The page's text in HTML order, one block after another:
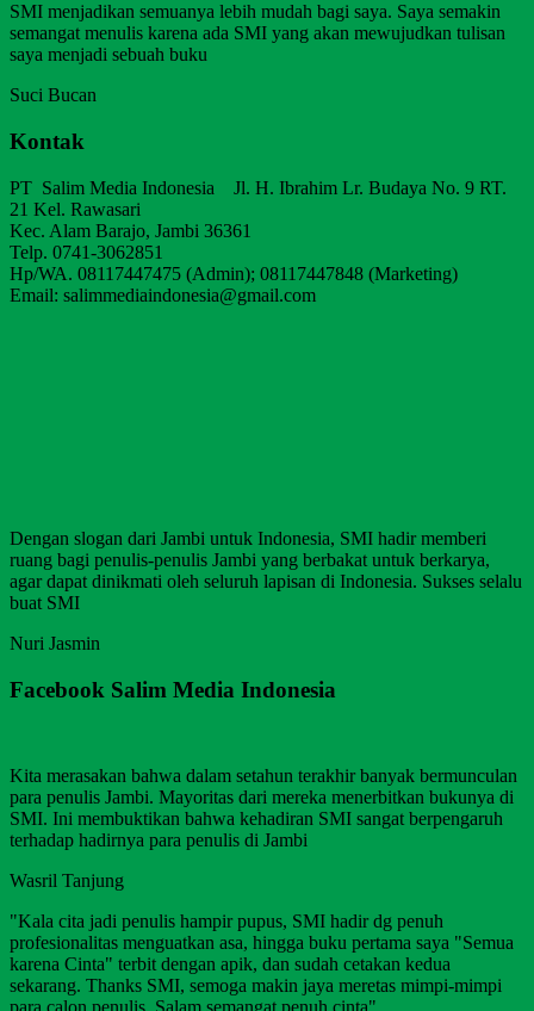
SMI menjadikan semuanya lebih mudah bagi saya. Saya semakin
semangat menulis karena ada SMI yang akan mewujudkan tulisan
saya menjadi sebuah buku
Suci Bucan
Kontak
PT Salim Media Indonesia Jl. H. Ibrahim Lr. Budaya No. 9 RT.
21 Kel. Rawasari
Kec. Alam Barajo, Jambi 36361
Telp. 0741-3062851
Hp/WA. 08117447475 (Admin); 08117447848 (Marketing)
Email: salimmediaindonesia@gmail.com
Dengan slogan dari Jambi untuk Indonesia, SMI hadir memberi
ruang bagi penulis-penulis Jambi yang berbakat untuk berkarya,
agar dapat dinikmati oleh seluruh lapisan di Indonesia. Sukses selalu
buat SMI
Nuri Jasmin
Facebook Salim Media Indonesia
Kita merasakan bahwa dalam setahun terakhir banyak bermunculan
para penulis Jambi. Mayoritas dari mereka menerbitkan bukunya di
SMI. Ini membuktikan bahwa kehadiran SMI sangat berpengaruh
terhadap hadirnya para penulis di Jambi
Wasril Tanjung
"Kala cita jadi penulis hampir pupus, SMI hadir dg penuh
profesionalitas menguatkan asa, hingga buku pertama saya "Semua
karena Cinta" terbit dengan apik, dan sudah cetakan kedua
sekarang. Thanks SMI, semoga makin jaya meretas mimpi-mimpi